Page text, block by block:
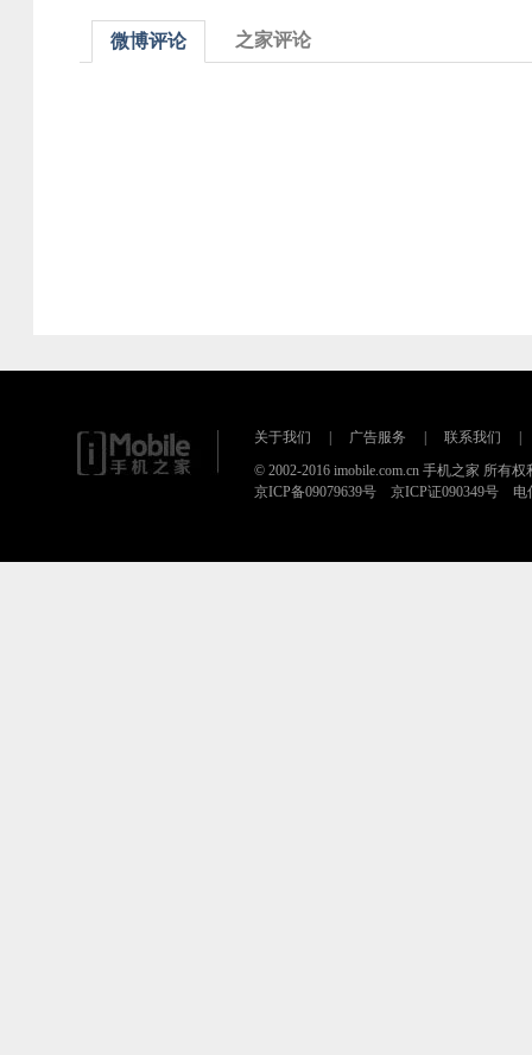
微博评论 之家评论
关于我们 广告服务 联系我们
© 2002-2016 imobile.com.cn 手机之家 所有权
京ICP备09079639号 京ICP证090349号 电